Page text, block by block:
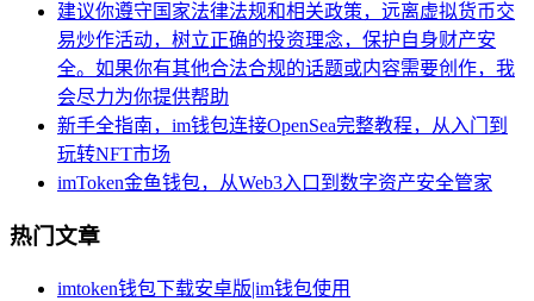
建议你遵守国家法律法规和相关政策，远离虚拟货币交
易炒作活动，树立正确的投资理念，保护自身财产安
全。如果你有其他合法合规的话题或内容需要创作，我
会尽力为你提供帮助
新手全指南，im钱包连接OpenSea完整教程，从入门到
玩转NFT市场
imToken金鱼钱包，从Web3入口到数字资产安全管家
热门文章
imtoken钱包下载安卓版|im钱包使用